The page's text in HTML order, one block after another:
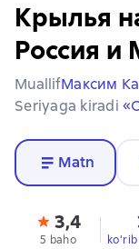
Крылья
Россия и
MuallifМаксим
Seriyaga kiradi
Matn
3,4
5 baho